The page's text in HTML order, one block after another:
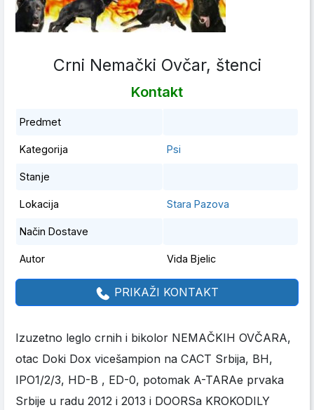
Crni Nemački Ovčar, štenci
Kontakt
Predmet
Kategorija Psi
Stanje
Lokacija Stara Pazova
Način Dostave
Autor Vida Bjelic
PRIKAŽI KONTAKT
Izuzetno leglo crnih i bikolor NEMAČKIH OVČARA,
otac Doki Dox vicešampion na CACT Srbija, BH,
IPO1/2/3, HD-B , ED-0, potomak A-TARAe prvaka
Srbije u radu 2012 i 2013 i DOORSa KROKODILY